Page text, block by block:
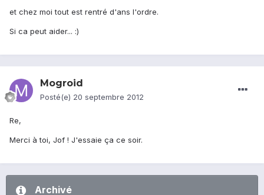
et chez moi tout est rentré d'ans l'ordre.
Si ca peut aider... :)
Mogroid
Posté(e) 20 septembre 2012
Re,
Merci à toi, Jof ! J'essaie ça ce soir.
Archivé